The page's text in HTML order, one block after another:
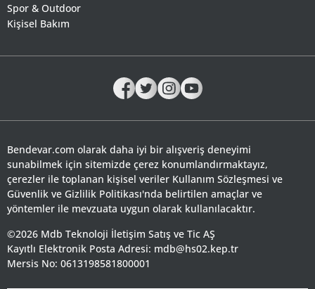
Spor & Outdoor
Kişisel Bakım
Bendevar.com olarak daha iyi bir alışveriş deneyimi
sunabilmek için sitemizde çerez konumlandırmaktayız,
çerezler ile toplanan kişisel veriler Kullanım Sözleşmesi ve
Güvenlik ve Gizlilik Politikası'nda belirtilen amaçlar ve
yöntemler ile mevzuata uygun olarak kullanılacaktır.
©2026 Mdb Teknoloji İletişim Satış ve Tic AŞ
Kayıtlı Elektronik Posta Adresi: mdb@hs02.kep.tr
Mersis No: 0613198581800001